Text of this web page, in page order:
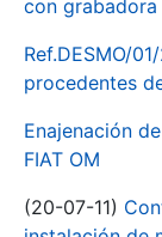
con
Ref.DESMO/
procedentes
Enajenación
FIAT OM
(20-07-11)